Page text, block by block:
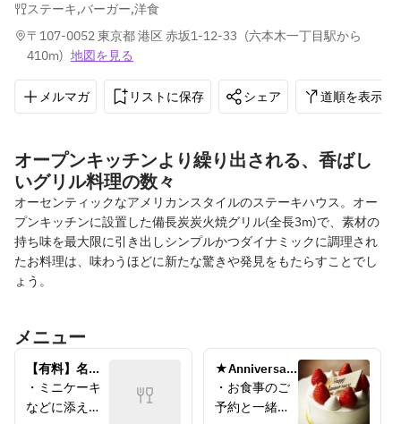
ステーキ,バーガー,洋食
〒107-0052 東京都 港区 赤坂1-12-33 (六本木一丁目駅から
410m) 地図を見る
メルマガ リストに保存 シェア 道順を表示
オープンキッチンより繰り出される、香ばし
いグリル料理の数々
オーセンティックなアメリカンスタイルのステーキハウス。オー
プンキッチンに設置した備長炭炭火焼グリル(全長3m)で、素材の
持ち味を最大限に引き出しシンプルかつダイナミックに調理され
たお料理は、味わうほどに新たな驚きや発見をもたらすことでし
ょう。
メニュー
【有料】名入
れメッセージ
プレート (20
・ミニケーキ
などに添えて
★Anniversary
Cake★ [いち
ごのショート
・お食事のご
予約と一緒に